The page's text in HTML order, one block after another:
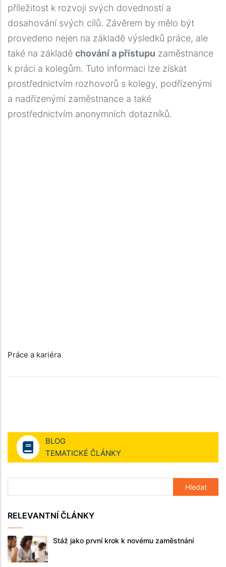
příležitost k rozvoji svých dovedností a
dosahování svých cílů. Závěrem by mělo být
provedeno nejen na základě výsledků práce, ale
také na základě chování a přístupu zaměstnance
k práci a kolegům. Tuto informaci lze získat
prostřednictvím rozhovorů s kolegy, podřízenými
a nadřízenými zaměstnance a také
prostřednictvím anonymních dotazníků.
Práce a kariéra
BLOG
TEMATICKÉ ČLÁNKY
RELEVANTNÍ ČLÁNKY
Stáž jako první krok k novému zaměstnání